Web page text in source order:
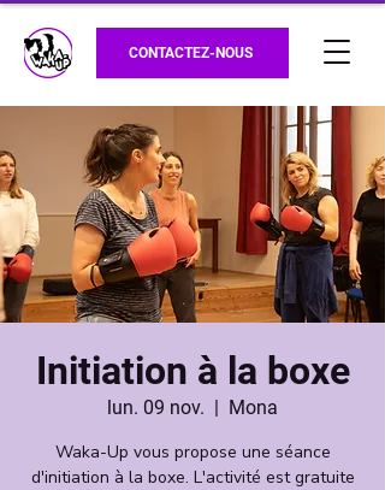
CONTACTEZ-NOUS
Initiation à la boxe
lun. 09 nov.
  |
Mona
Waka-Up vous propose une séance
d'initiation à la boxe. L'activité est gratuite